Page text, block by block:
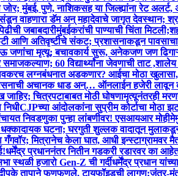
जोर; मुंबई, पुणे, नाशिकसह या जिल्ह्यांना रेट अलर्ट,
वाहणारा डॅम अन् महादेवाचे जागृत देवस्थान;
जबाबदारीमुंबईकरांची पाण्याची चिंता
आणि अतिवृष्टीचे संकट; प्रशासनाकडून
जणांचा मृत्यू; बचावकार्य सुरू, अनेकजण जण
समाजकल्याण; 60 विद्यार्थ्यांना जेवणाची ताट
लग्नबंधनात अडकणार? आईचा मोठा खुलासा,
अचानक धाड अन्… ऑनलाईन हजेरी लावून
जाहिर; चित्रपटाबाबत मोठी घोषणामृत्यूनंतरही
CJPच्या आंदोलकांना सुप्रीम कोर्टाचा मोठा
निवडणुका पुन्हा लांबणीवर! एसआयआर
घटना; घरगुती शुल्लक वादातून
गँगवॉर; मित्रानेच केला घात, आधी इन्स्टाग्रामवर
धर्मेंद्र प्रधाननंतर नितीन गडकरी रडारवर का
स्थळी हजारो Gen-Z ची गर्दीधर्मेंद्र प्रधान
तापाने फणफणले, टायफॉइडची लागण;जंतर-